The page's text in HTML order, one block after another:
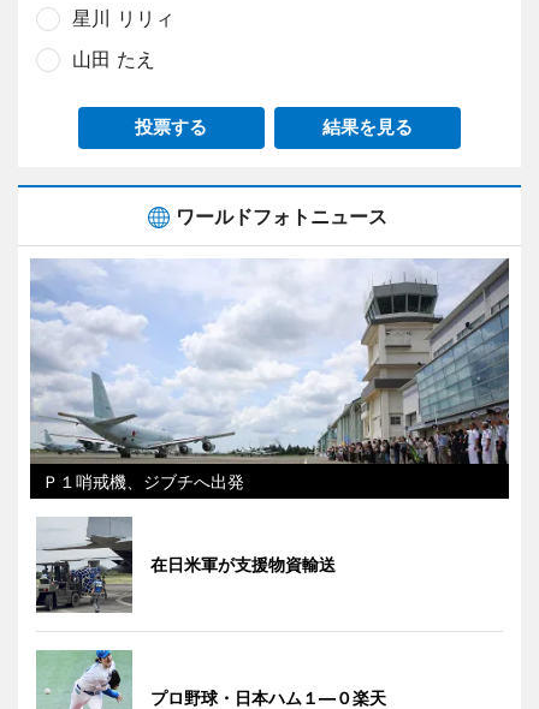
星川 リリィ
山田 たえ
投票する 結果を見る
ワールドフォトニュース
Ｐ１哨戒機、ジブチへ出発
在日米軍が支援物資輸送
プロ野球・日本ハム１―０楽天